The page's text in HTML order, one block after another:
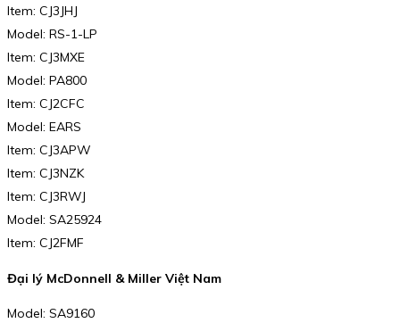
Item: CJ3JHJ
Model: RS-1-LP
Item: CJ3MXE
Model: PA800
Item: CJ2CFC
Model: EARS
Item: CJ3APW
Item: CJ3NZK
Item: CJ3RWJ
Model: SA25924
Item: CJ2FMF
Đại lý McDonnell & Miller Việt Nam
Model: SA9160